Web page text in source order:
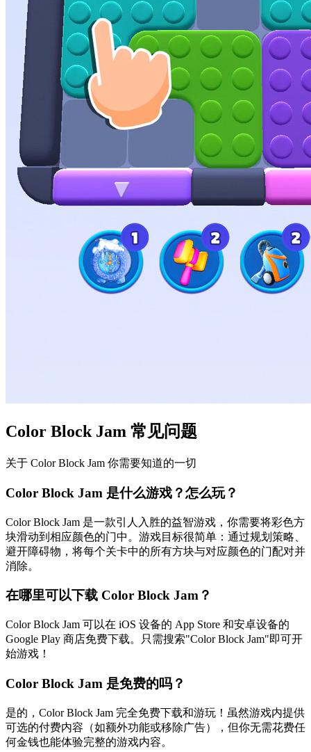
Color Block Jam 常见问题
关于 Color Block Jam 你需要知道的一切
Color Block Jam 是什么游戏？怎么玩？
Color Block Jam 是一款引人入胜的益智游戏，你需要将彩色方
块滑动到相应颜色的门中。游戏目标很简单：通过规划策略、
避开障碍物，将每个关卡中的所有方块与对应颜色的门配对并
消除。
在哪里可以下载 Color Block Jam？
Color Block Jam 可以在 iOS 设备的 App Store 和安卓设备的
Google Play 商店免费下载。只需搜索"Color Block Jam"即可开
始游戏！
Color Block Jam 是免费的吗？
是的，Color Block Jam 完全免费下载和游玩！虽然游戏内提供
可选的付费内容（如额外功能或移除广告），但你无需花费任
何金钱也能体验完整的游戏内容。